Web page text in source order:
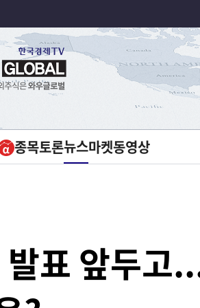
종목토론뉴스마켓동영상
표 앞두고